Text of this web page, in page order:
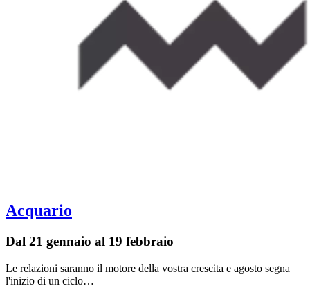
Acquario
Dal 21 gennaio al 19 febbraio
Le relazioni saranno il motore della vostra crescita e agosto segna
l'inizio di un ciclo…